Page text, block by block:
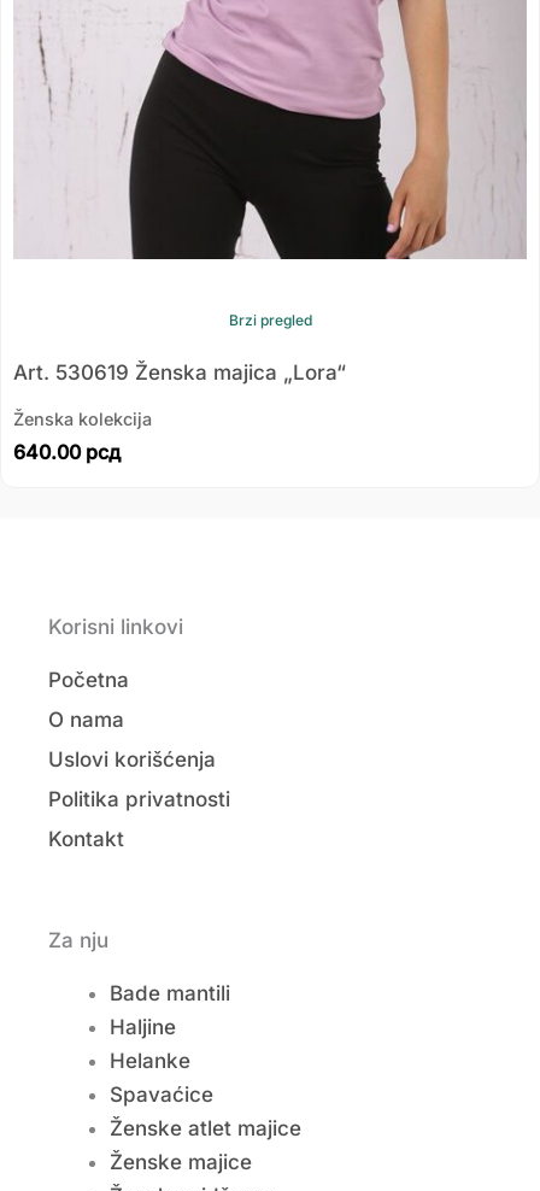
Brzi pregled
Art. 530619 Ženska majica „Lora“
Ženska kolekcija
640.00 рсд
Korisni linkovi
Početna
O nama
Uslovi korišćenja
Politika privatnosti
Kontakt
Za nju
Bade mantili
Haljine
Helanke
Spavaćice
Ženske atlet majice
Ženske majice